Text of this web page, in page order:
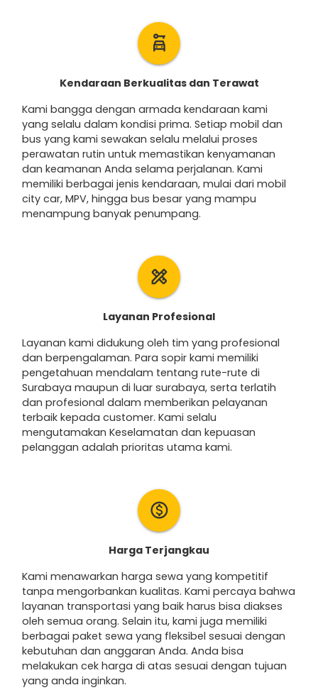
car_rental
Kendaraan Berkualitas dan Terawat
Kami bangga dengan armada kendaraan kami
yang selalu dalam kondisi prima. Setiap mobil dan
bus yang kami sewakan selalu melalui proses
perawatan rutin untuk memastikan kenyamanan
dan keamanan Anda selama perjalanan. Kami
memiliki berbagai jenis kendaraan, mulai dari mobil
city car, MPV, hingga bus besar yang mampu
menampung banyak penumpang.
design_services
Layanan Profesional
Layanan kami didukung oleh tim yang profesional
dan berpengalaman. Para sopir kami memiliki
pengetahuan mendalam tentang rute-rute di
Surabaya maupun di luar surabaya, serta terlatih
dan profesional dalam memberikan pelayanan
terbaik kepada customer. Kami selalu
mengutamakan Keselamatan dan kepuasan
pelanggan adalah prioritas utama kami.
monetization_on
Harga Terjangkau
Kami menawarkan harga sewa yang kompetitif
tanpa mengorbankan kualitas. Kami percaya bahwa
layanan transportasi yang baik harus bisa diakses
oleh semua orang. Selain itu, kami juga memiliki
berbagai paket sewa yang fleksibel sesuai dengan
kebutuhan dan anggaran Anda. Anda bisa
melakukan cek harga di atas sesuai dengan tujuan
yang anda inginkan.